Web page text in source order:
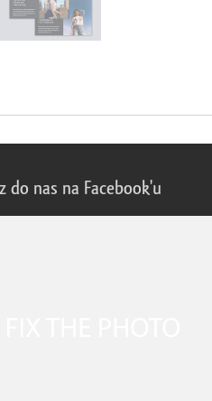
do nas na Facebook'u